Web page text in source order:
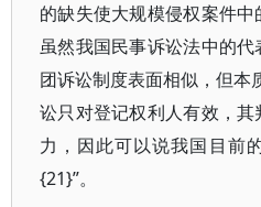
的缺失使大规模侵权案件中
虽然我国民事诉讼法中的
团诉讼制度表面相似，但本
讼只对登记权利人有效，
力，因此可以说我国目前
{21}”。